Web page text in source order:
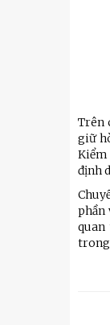
Trên
giữ
Kiểm
định
phần
quan
trong